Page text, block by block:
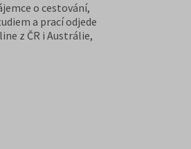
o cestování,
a prací odjede
z ČR i Austrálie,